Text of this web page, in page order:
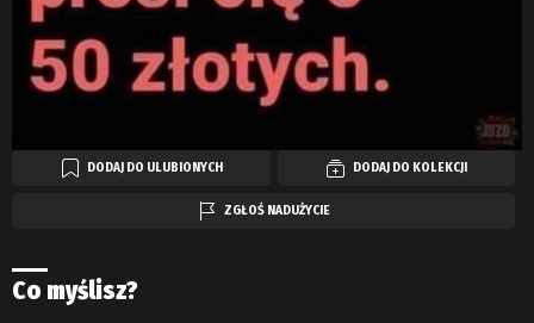
DODAJ DO ULUBIONYCH DODAJ DO KOLEKCJI
ZGŁOŚ NADUŻYCIE
Co myślisz?